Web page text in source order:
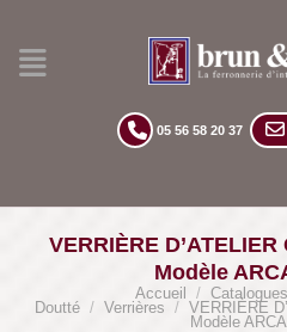
05 56 58 20 37
VERRIÈRE
Modèle
Accueil /
Doutté / Verrières / VERRIÈRE
Modèle